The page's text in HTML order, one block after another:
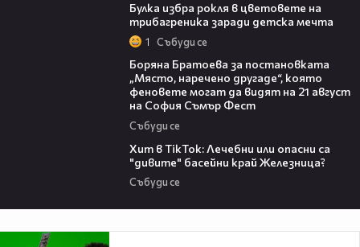
Булка избра рокля в цветовете на
трибагреника заради детска мечта
1 Събуди се
Боряна Братоева за постановката
„Място, наречено другаде“, която
феновете могат да видят на 21 август
на София Съмър Фест
Събуди се
Хит в TikTok: Лечебни или опасни са
"дивите" басейни край Железница?
Събуди се